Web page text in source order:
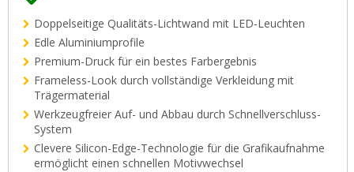
Kontakt
Doppelseitige Qualitäts-Lichtwand mit LED-Leuchten
Edle Aluminiumprofile
Premium-Druck für ein bestes Farbergebnis
Frameless-Look durch vollständige Verkleidung mit
Trägermaterial
Werkzeugfreier Auf- und Abbau durch Schnellverschluss-
System
Clevere Silicon-Edge-Technologie für die Grafikaufnahme
ermöglicht einen schnellen Motivwechsel